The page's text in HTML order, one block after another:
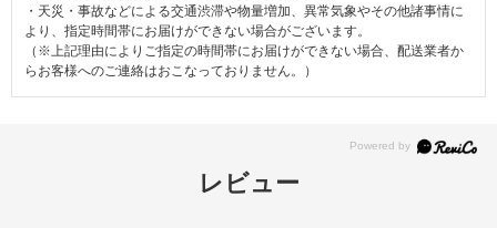
・天災・事故などによる交通渋滞や物量増加、異常気象やその他諸事情に
より、指定時間帯にお届けができない場合がございます。
（※上記理由によりご指定の時間帯にお届けができない場合、配送業者か
らお客様へのご連絡はおこなっておりません。）
レビュー